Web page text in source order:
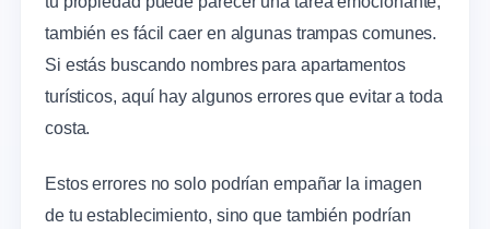
también es fácil caer en algunas trampas comunes.
Si estás buscando nombres para apartamentos
turísticos, aquí hay algunos errores que evitar a toda
costa.
Estos errores no solo podrían empañar la imagen
de tu establecimiento, sino que también podrían